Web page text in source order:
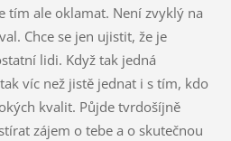
tím ale oklamat. Není zvyklý na
Chce se jen ujistit, že je
lidi. Když tak jedná
víc než jistě jednat i s tím, kdo
kvalit. Půjde tvrdošíjně
zájem o tebe a o skutečnou